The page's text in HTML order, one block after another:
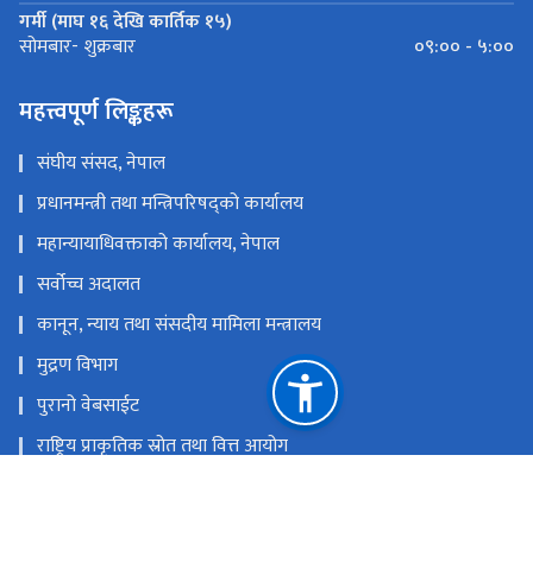
गर्मी (माघ १६ देखि कार्तिक १५)
सोमबार- शुक्रबार ०९:०० - ५:००
महत्त्वपूर्ण लिङ्कहरू
संघीय संसद, नेपाल
प्रधानमन्त्री तथा मन्त्रिपरिषद्को कार्यालय
महान्यायाधिवक्ताको कार्यालय, नेपाल
सर्वोच्च अदालत
कानून, न्याय तथा संसदीय मामिला मन्त्रालय
मुद्रण विभाग
पुरानो वेबसाईट
राष्ट्रिय प्राकृतिक स्रोत तथा वित्त आयोग